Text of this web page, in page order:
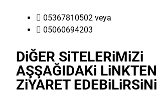
 05367810502 veya
 05060694203
DiĞER SiTELERiMiZi
AŞŞAĞIDAKi LiNKTEN
ZiYARET